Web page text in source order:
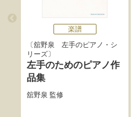
楽譜
舘野泉 左手のピアノ・シ
リーズ
左手のためのピアノ作
品集
舘野泉 監修